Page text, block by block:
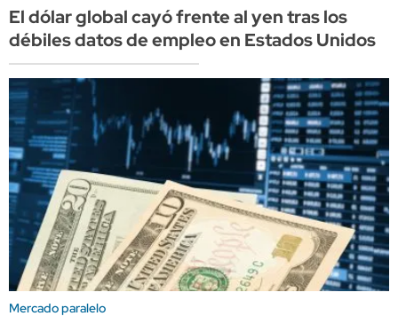
El dólar global cayó frente al yen tras los
débiles datos de empleo en Estados Unidos
Mercado paralelo